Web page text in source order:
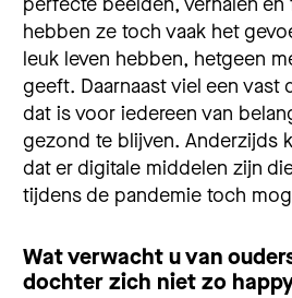
hebben ze toch vaak het
leuk leven hebben, hetgeen
geeft. Daarnaast viel een vast
dat is voor iedereen van
gezond te blijven. Anderzijds
dat er digitale middelen zijn
tijdens de pandemie toch
Wat verwacht u van
dochter zich niet zo